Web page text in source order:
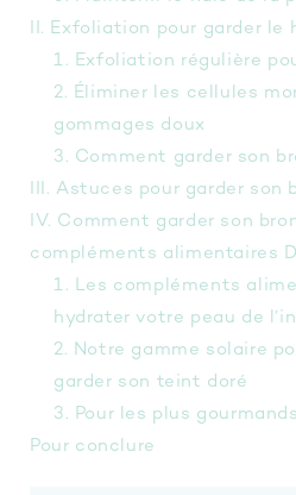
II. Exfoliation pour garder le
1. Exfoliation régulière
2. Éliminer les cellules
gommages doux
3. Comment garder son
III. Astuces pour garder son
IV. Comment garder son
compléments alimentaires
1. Les compléments
hydrater votre peau de
2. Notre gamme solaire
garder son teint doré
3. Pour les plus gourmands
Pour conclure